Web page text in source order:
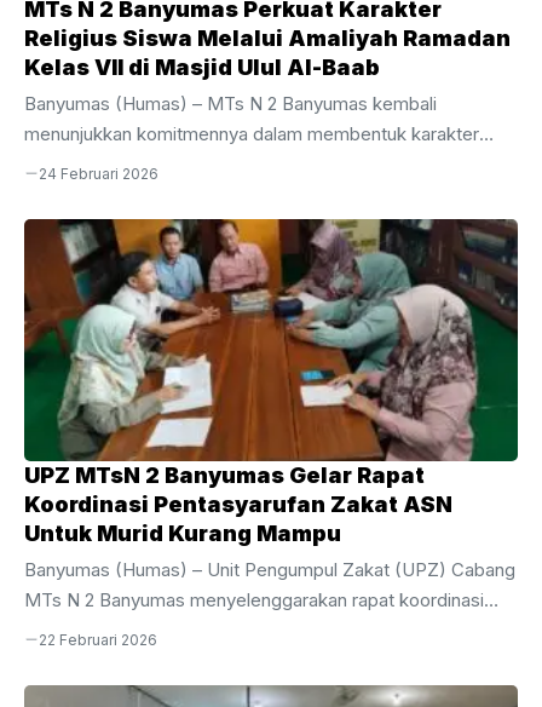
MTs N 2 Banyumas Perkuat Karakter
Religius Siswa Melalui Amaliyah Ramadan
Kelas VII di Masjid Ulul Al-Baab
Banyumas (Humas) – MTs N 2 Banyumas kembali
menunjukkan komitmennya dalam membentuk karakter
siswa melalui penyelenggaraan kegiatan Amaliyah Ramadan
dimulai pada hari pertamamasuk sekolah diikuti dengan
penuh antusias oleh seluruh murid kelas VII. Sebagai
pembuka rangkaian agenda yang telah dijadwalkan secara
bertingkat untuk setiap level kelas. Pelaksanaan secara
bergiliran ini sengaja dirancang oleh pihak madrasah agar
proses pembinaan spiritual berjalan lebih efektif, kondusif,
dan tepat sasaran bagi setiap jenjang usia siswa, Senin, ...
24 Februari 2026
UPZ MTsN 2 Banyumas Gelar Rapat
Koordinasi Pentasyarufan Zakat ASN
Untuk Murid Kurang Mampu
Banyumas (Humas) – Unit Pengumpul Zakat (UPZ) Cabang
MTs N 2 Banyumas menyelenggarakan rapat koordinasi
penting terkait pengelolaan dana umat pada Sabtu (21/02).
Hikmah MTs N 2 Banyumas, tepat setelah agenda doa
22 Februari 2026